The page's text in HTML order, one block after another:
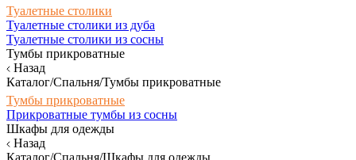
Туалетные столики
Туалетные столики из дуба
Туалетные столики из сосны
Тумбы прикроватные
Назад
Каталог/Спальня/Тумбы прикроватные
Тумбы прикроватные
Прикроватные тумбы из сосны
Шкафы для одежды
Назад
Каталог/Спальня/Шкафы для одежды